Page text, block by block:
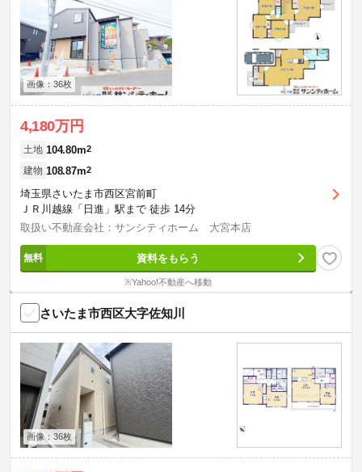
画像：36枚
4,180万円
土地 104.80m2
建物 108.87m2
埼玉県さいたま市西区宮前町
ＪＲ川越線「日進」駅まで 徒歩 14分
取扱い不動産会社：サンシティホーム 大宮本店
資料をもらう
※Yahoo!不動産へ移動
さいたま市西区大字佐知川
画像：36枚